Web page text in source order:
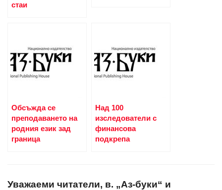
стаи
Обсъжда се
преподаването на
родния език зад
граница
Над 100
изследователи с
финансова
подкрепа
Уважаеми читатели, в. „Аз-буки“ и